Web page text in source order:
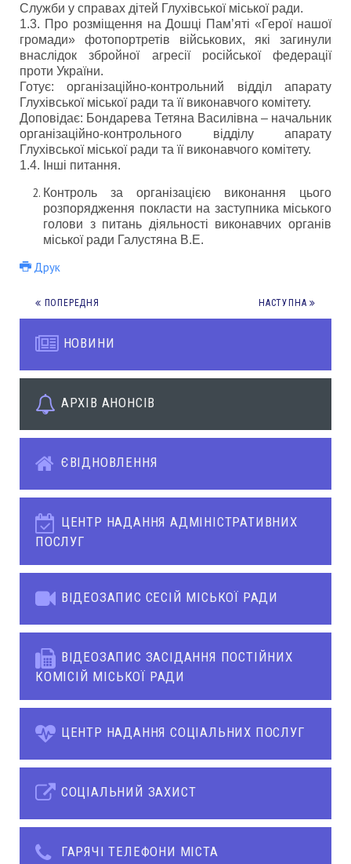
Служби у справах дітей Глухівської міської ради.
1.3. Про розміщення на Дошці Пам’яті «Герої нашої
громади» фотопортретів військових, які загинули
внаслідок збройної агресії російської федерації
проти України.
Готує: організаційно-контрольний відділ апарату
Глухівської міської ради та її виконавчого комітету.
Доповідає: Бондарева Тетяна Василівна – начальник
організаційно-контрольного відділу апарату
Глухівської міської ради та її виконавчого комітету.
1.4. Інші питання.
Контроль за організацією виконання цього
розпорядження покласти на заступника міського
голови з питань діяльності виконавчих органів
міської ради Галустяна В.Е.
Друк
ПОПЕРЕДНЯ НАСТУПНА
НОВИНИ
АРХІВ АНОНСІВ
ЄВІДНОВЛЕННЯ
ЦЕНТР НАДАННЯ АДМІНІСТРАТИВНИХ
ПОСЛУГ
ВІДЕОЗАПИС СЕСІЙ МІСЬКОЇ РАДИ
ВІДЕОЗАПИС ЗАСІДАННЯ ПОСТІЙНИХ
КОМІСІЙ МІСЬКОЇ РАДИ
ЦЕНТР НАДАННЯ СОЦІАЛЬНИХ ПОСЛУГ
СОЦІАЛЬНИЙ ЗАХИСТ
ГАРЯЧІ ТЕЛЕФОНИ МІСТА